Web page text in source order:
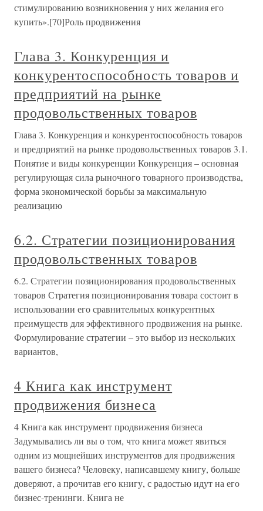
стимулированию возникновения у них желания его
купить».[70]Роль продвижения
Глава 3. Конкуренция и
конкурентоспособность товаров и
предприятий на рынке
продовольственных товаров
Глава 3. Конкуренция и конкурентоспособность товаров
и предприятий на рынке продовольственных товаров 3.1.
Понятие и виды конкуренции Конкуренция – основная
регулирующая сила рыночного товарного производства,
форма экономической борьбы за максимальную
реализацию
6.2. Стратегии позиционирования
продовольственных товаров
6.2. Стратегии позиционирования продовольственных
товаров Стратегия позиционирования товара состоит в
использовании его сравнительных конкурентных
преимуществ для эффективного продвижения на рынке.
Формулирование стратегии – это выбор из нескольких
вариантов,
4 Книга как инструмент
продвижения бизнеса
4 Книга как инструмент продвижения бизнеса
Задумывались ли вы о том, что книга может явиться
одним из мощнейших инструментов для продвижения
вашего бизнеса? Человеку, написавшему книгу, больше
доверяют, а прочитав его книгу, с радостью идут на его
бизнес-тренинги. Книга не